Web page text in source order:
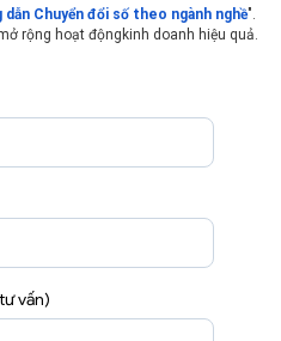
dẫn Chuyển đổi số theo ngành nghề".
rộng hoạt động kinh doanh hiệu quả.
vấn)